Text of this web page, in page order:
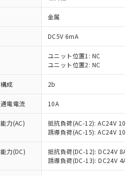
金属
DC5V 6mA
ユニット位置1: NC
ユニット位置2: NC
成 2b
電電流 10A
力(AC)
抵抗負荷(AC-12): AC24V 10A/
誘導負荷(AC-15): AC24V
力(DC)
抵抗負荷(DC-12): DC24V 8A/
誘導負荷(DC-13): DC24V 4A/
RoHS指令（10物質）の
た製品が提供可能な商品で
RoHS指令（10物質）の非含
品に切り替える予定のある